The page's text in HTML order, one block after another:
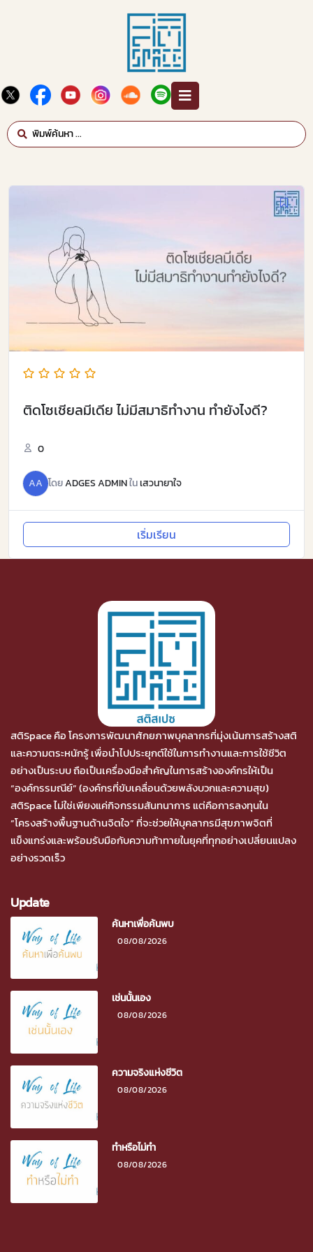
ติดโซเชียลมีเดีย ไม่มีสมาธิทำงาน ทำยังไงดี?
0
AA โดยADGES ADMINในเสวนายาใจ
เริ่มเรียน
สติSpace คือ โครงการพัฒนาศักยภาพบุคลากรที่มุ่งเน้นการสร้างสติ
และความตระหนักรู้ เพื่อนำไปประยุกต์ใช้ในการทำงานและการใช้ชีวิต
อย่างเป็นระบบ ถือเป็นเครื่องมือสำคัญในการสร้างองค์กรให้เป็น
“องค์กรรมณีย์” (องค์กรที่ขับเคลื่อนด้วยพลังบวกและความสุข)
สติSpace ไม่ใช่เพียงแค่กิจกรรมสันทนาการ แต่คือการลงทุนใน
“โครงสร้างพื้นฐานด้านจิตใจ” ที่จะช่วยให้บุคลากรมีสุขภาพจิตที่
แข็งแกร่งและพร้อมรับมือกับความท้าทายในยุคที่ทุกอย่างเปลี่ยนแปลง
อย่างรวดเร็ว
Update
ค้นหาเพื่อค้นพบ
08/08/2026
เช่นนั้นเอง
08/08/2026
ความจริงแห่งชีวิต
08/08/2026
ทำหรือไม่ทำ
08/08/2026